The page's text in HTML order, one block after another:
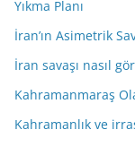
Yıkma Planı
İran’ın Asimetrik
İran savaşı nasıl
Kahramanmaraş
Kahramanlık ve